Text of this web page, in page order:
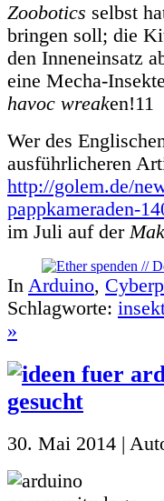
Zoobotics selbst
bringen soll; die
den Inneneinsatz
eine Mecha-
havoc wreaken!11
Wer des
ausführlicheren
http://golem.de/
pappkameraden-
im Juli auf der
In Arduino,
Schlagworte:
»
30. Mai 2014 |